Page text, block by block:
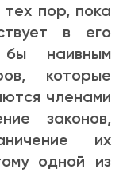
пор, пока
в его
наивным
которые
членами
законов,
их
одной из